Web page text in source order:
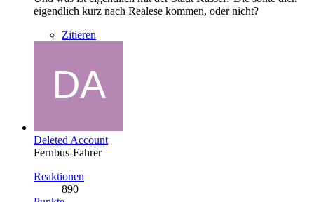
eigendlich kurz nach Realese kommen, oder nicht?
Zitieren
Deleted Account
Fernbus-Fahrer
Reaktionen
890